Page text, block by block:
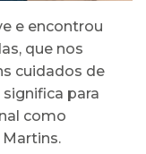
e encontrou
que nos
cuidados de
para
como
Martins.